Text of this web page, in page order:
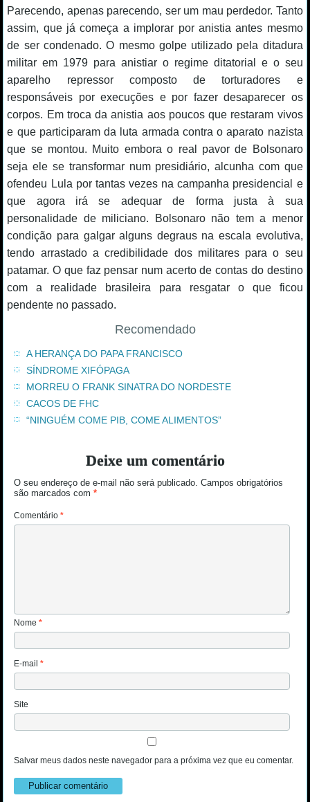
Parecendo, apenas parecendo, ser um mau perdedor. Tanto
assim, que já começa a implorar por anistia antes mesmo
de ser condenado. O mesmo golpe utilizado pela ditadura
militar em 1979 para anistiar o regime ditatorial e o seu
aparelho repressor composto de torturadores e
responsáveis por execuções e por fazer desaparecer os
corpos. Em troca da anistia aos poucos que restaram vivos
e que participaram da luta armada contra o aparato nazista
que se montou. Muito embora o real pavor de Bolsonaro
seja ele se transformar num presidiário, alcunha com que
ofendeu Lula por tantas vezes na campanha presidencial e
que agora irá se adequar de forma justa à sua
personalidade de miliciano. Bolsonaro não tem a menor
condição para galgar alguns degraus na escala evolutiva,
tendo arrastado a credibilidade dos militares para o seu
patamar. O que faz pensar num acerto de contas do destino
com a realidade brasileira para resgatar o que ficou
pendente no passado.
Recomendado
A HERANÇA DO PAPA FRANCISCO
SÍNDROME XIFÓPAGA
MORREU O FRANK SINATRA DO NORDESTE
CACOS DE FHC
“NINGUÉM COME PIB, COME ALIMENTOS”
Deixe um comentário
O seu endereço de e-mail não será publicado. Campos obrigatórios
são marcados com*
Comentário*
Nome*
E-mail*
Site
Salvar meus dados neste navegador para a próxima vez que eu comentar.